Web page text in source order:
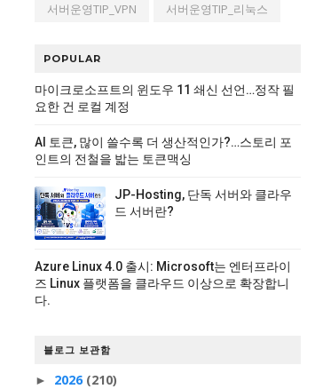
서버운영TIP_VPN
서버운영TIP_리눅스
POPULAR
마이크로소프트의 윈도우 11 쇄신 선언…정작 필
요한 건 로컬 계정
AI 토큰, 많이 쓸수록 더 생산적인가?…스토리 포
인트의 전철을 밟는 토큰맥싱
JP-Hosting, 단독 서버와 클라우
드 서버란?
Azure Linux 4.0 출시: Microsoft는 엔터프라이
즈 Linux 플랫폼을 클라우드 이상으로 확장합니
다.
블로그 보관함
► 2026 (210)